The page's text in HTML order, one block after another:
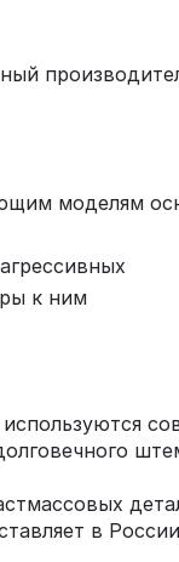
моделям
к ним
в